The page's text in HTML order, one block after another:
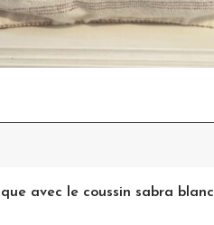
avec le coussin sabra blanc